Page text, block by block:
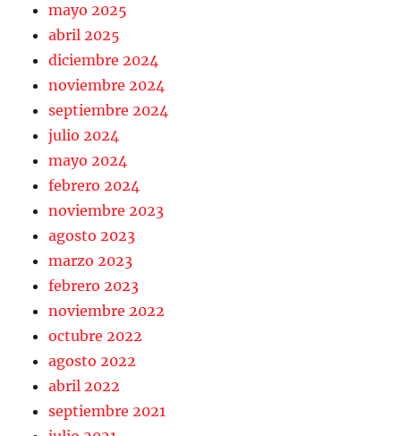
mayo 2025
abril 2025
diciembre 2024
noviembre 2024
septiembre 2024
julio 2024
mayo 2024
febrero 2024
noviembre 2023
agosto 2023
marzo 2023
febrero 2023
noviembre 2022
octubre 2022
agosto 2022
abril 2022
septiembre 2021